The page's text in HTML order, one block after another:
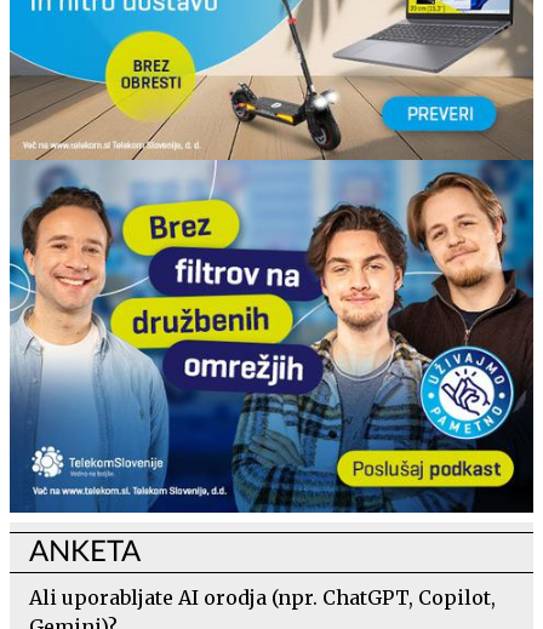
ANKETA
Ali uporabljate AI orodja (npr. ChatGPT, Copilot,